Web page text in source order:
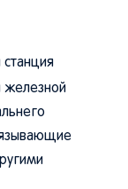
железной